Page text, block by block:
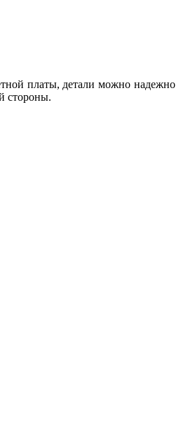
платы, детали можно надежно
стороны.